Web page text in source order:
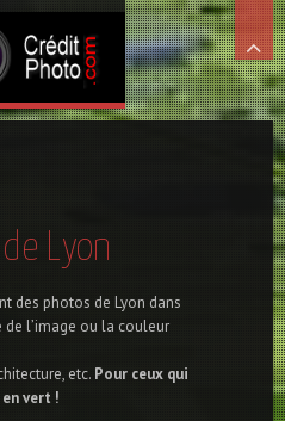
Lyon
des photos de Lyon dans
l’image ou la couleur
etc. Pour ceux qui
vert !